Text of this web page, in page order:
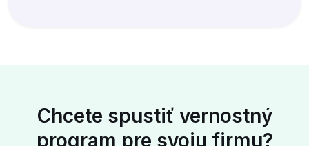
Chcete spustiť vernostný
program pre svoju firmu?